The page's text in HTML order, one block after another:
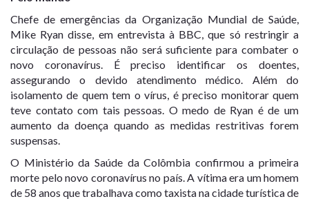
Chefe de emergências da Organização Mundial de Saúde,
Mike Ryan disse, em entrevista à BBC, que só restringir a
circulação de pessoas não será suficiente para combater o
novo coronavírus. É preciso identificar os doentes,
assegurando o devido atendimento médico. Além do
isolamento de quem tem o vírus, é preciso monitorar quem
teve contato com tais pessoas. O medo de Ryan é de um
aumento da doença quando as medidas restritivas forem
suspensas.
O Ministério da Saúde da Colômbia confirmou a primeira
morte pelo novo coronavírus no país . A vítima era um homem
de 58 anos que trabalhava como taxista na cidade turística de